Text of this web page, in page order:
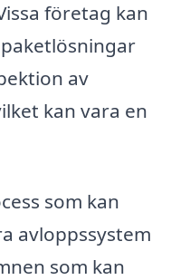
företag kan
av
kan vara en
som kan
avloppssystem
som kan